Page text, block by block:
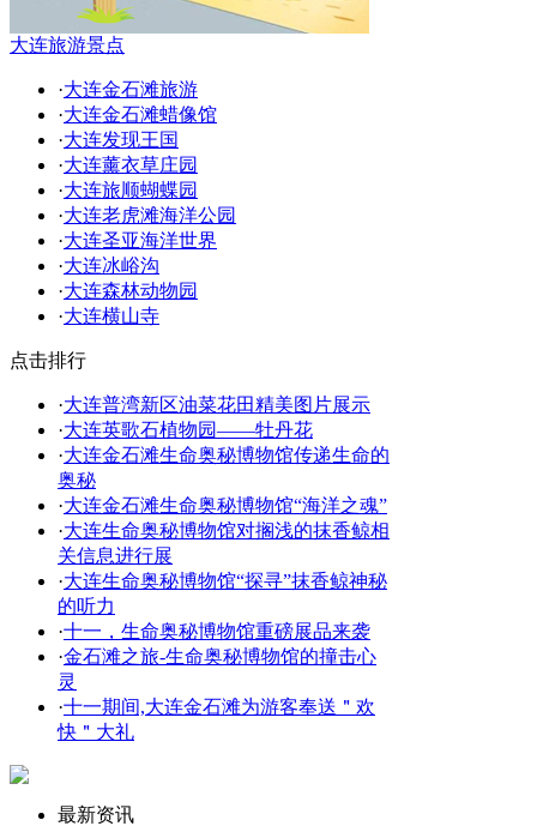
大连旅游景点
·大连金石滩旅游
·大连金石滩蜡像馆
·大连发现王国
·大连薰衣草庄园
·大连旅顺蝴蝶园
·大连老虎滩海洋公园
·大连圣亚海洋世界
·大连冰峪沟
·大连森林动物园
·大连横山寺
点击排行
·大连普湾新区油菜花田精美图片展示
·大连英歌石植物园——牡丹花
·大连金石滩生命奥秘博物馆传递生命的
奥秘
·大连金石滩生命奥秘博物馆“海洋之魂”
·大连生命奥秘博物馆对搁浅的抹香鲸相
关信息进行展
·大连生命奥秘博物馆“探寻”抹香鲸神秘
的听力
·十一，生命奥秘博物馆重磅展品来袭
·金石滩之旅-生命奥秘博物馆的撞击心
灵
·十一期间,大连金石滩为游客奉送＂欢
快＂大礼
最新资讯